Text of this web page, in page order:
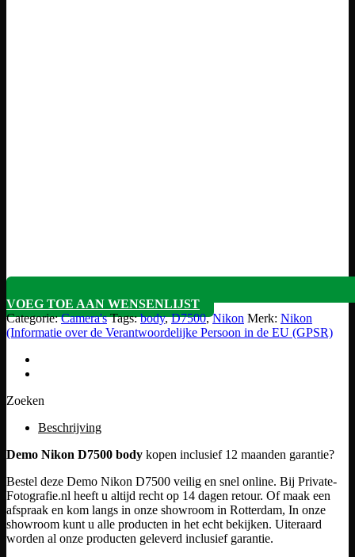
VOEG TOE AAN WENSENLIJST
Categorie:Camera's Tags:body,D7500,Nikon Merk: Nikon
(Informatie over de Verantwoordelijke Persoon in de EU (GPSR)
Zoeken
Beschrijving
Demo Nikon D7500 body kopen inclusief 12 maanden garantie?
Bestel deze Demo Nikon D7500 veilig en snel online. Bij Private-
Fotografie.nl heeft u altijd recht op 14 dagen retour. Of maak een
afspraak en kom langs in onze showroom in Rotterdam, In onze
showroom kunt u alle producten in het echt bekijken. Uiteraard
worden al onze producten geleverd inclusief garantie.